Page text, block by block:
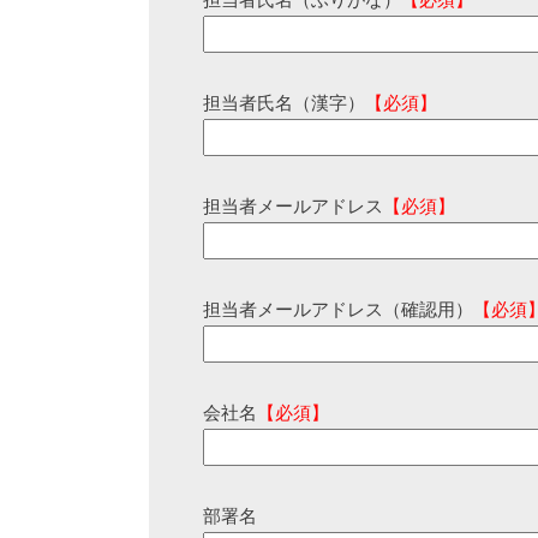
担当者氏名（漢字） 【必須】
担当者メールアドレス 【必須】
担当者メールアドレス（確認用） 【必須
会社名 【必須】
部署名